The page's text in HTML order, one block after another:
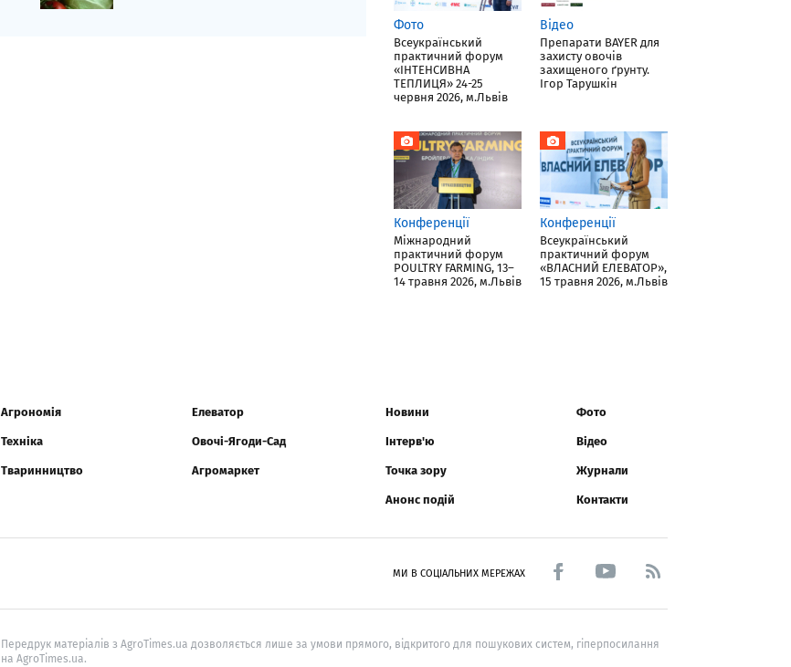
Фото
Всеукраїнський
практичний форум
«ІНТЕНСИВНА
ТЕПЛИЦЯ» 24-25
червня 2026, м.Львів
Відео
Препарати BAYER для
захисту овочів
захищеного ґрунту.
Ігор Тарушкін
Конференції
Міжнародний
практичний форум
POULTRY FARMING, 13–
14 травня 2026, м.Львів
Конференції
Всеукраїнський
практичний форум
«ВЛАСНИЙ ЕЛЕВАТОР»,
15 травня 2026, м.Львів
Агрономія
Техніка
Тваринництво
Елеватор
Овочі-Ягоди-Сад
Агромаркет
Новини
Інтерв'ю
Точка зору
Анонс подій
Фото
Відео
Журнали
Контакти
МИ В СОЦІАЛЬНИХ МЕРЕЖАХ
Передрук матеріалів з AgroTimes.ua дозволяється лише за умови прямого, відкритого для пошукових систем, гіперпосилання
на AgroTimes.ua.